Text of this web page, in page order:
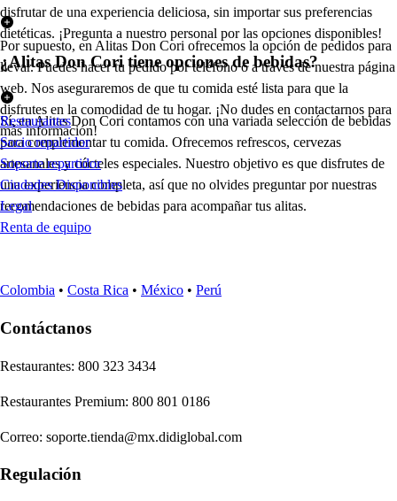
disfrutar de una experiencia deliciosa, sin importar sus preferencias
dietéticas. ¡Pregunta a nuestro personal por las opciones disponibles!
Por supuesto, en Alitas Don Cori ofrecemos la opción de pedidos para
llevar. Puedes hacer tu pedido por teléfono o a través de nuestra página
web. Nos aseguraremos de que tu comida esté lista para que la
disfrutes en la comodidad de tu hogar. ¡No dudes en contactarnos para
más información!
¿Alitas Don Cori tiene opciones de bebidas?
Sí, en Alitas Don Cori contamos con una variada selección de bebidas
para complementar tu comida. Ofrecemos refrescos, cervezas
artesanales y cócteles especiales. Nuestro objetivo es que disfrutes de
una experiencia completa, así que no olvides preguntar por nuestras
recomendaciones de bebidas para acompañar tus alitas.
Restaurantes
Socio repartidor
Soporte repartidor
Ciudades Disponibles
Legal
Renta de equipo
Colombia • Costa Rica • México • Perú
Contáctanos
Restaurantes: 800 323 3434
Restaurantes Premium: 800 801 0186
Correo: soporte.tienda@mx.didiglobal.com
Regulación